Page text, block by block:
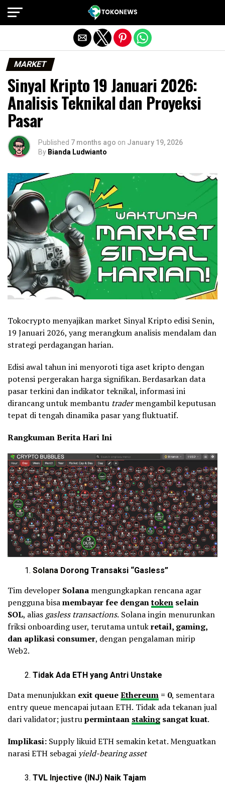
MARKET
Sinyal Kripto 19 Januari 2026:
Analisis Teknikal dan Proyeksi
Pasar
Published 7 months ago on January 19, 2026
By Bianda Ludwianto
Tokocrypto menyajikan market Sinyal Kripto edisi Senin,
19 Januari 2026, yang merangkum analisis mendalam dan
strategi perdagangan harian.
Edisi awal tahun ini menyoroti tiga aset kripto dengan
potensi pergerakan harga signifikan. Berdasarkan data
pasar terkini dan indikator teknikal, informasi ini
dirancang untuk membantu tradermengambil keputusan
tepat di tengah dinamika pasar yang fluktuatif.
Rangkuman Berita Hari Ini
Solana Dorong Transaksi “Gasless”
Tim developer Solana mengungkapkan rencana agar
pengguna bisamembayar fee dengantoken selain
SOL, alias gasless transactions. Solana ingin menurunkan
friksi onboarding user, terutama untukretail, gaming,
dan aplikasi consumer, dengan pengalaman mirip
Web2.
Tidak Ada ETH yang Antri Unstake
Data menunjukkan exit queueEthereum = 0, sementara
entry queue mencapai jutaan ETH. Tidak ada tekanan jual
dari validator; justrupermintaan stakingsangat kuat.
Implikasi: Supply likuid ETH semakin ketat. Menguatkan
narasi ETH sebagai yield-bearing asset
TVL Injective (INJ) Naik Tajam
Exit mobile version